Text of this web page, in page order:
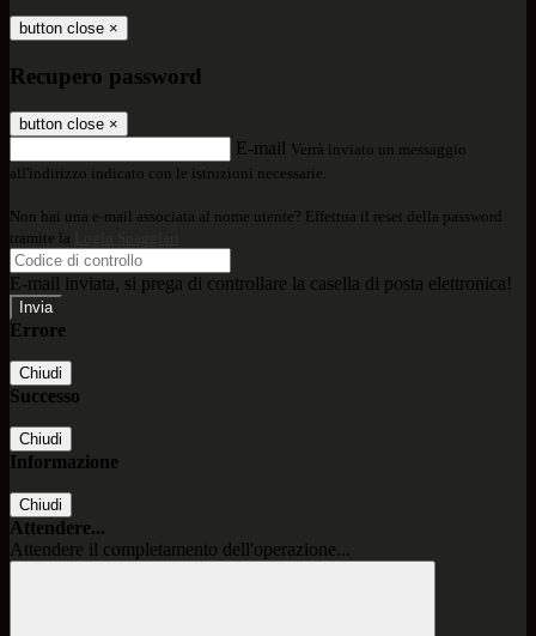
button close ×
Recupero password
button close ×
E-mail Verrà inviato un messaggio
all'indirizzo indicato con le istruzioni necessarie.
Non hai una e-mail associata al nome utente? Effettua il reset della password
tramite la
E-mail inviata, si prega di controllare la casella di posta elettronica!
Errore
Chiudi
Successo
Chiudi
Informazione
Chiudi
Attendere...
Attendere il completamento dell'operazione...